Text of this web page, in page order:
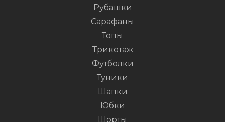
Рубашки
Сарафаны
Топы
Трикотаж
Футболки
Туники
Шапки
Юбки
Шорты